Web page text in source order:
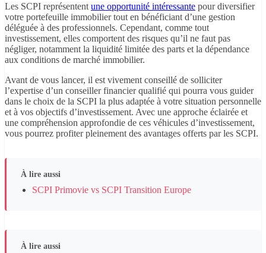
Les SCPI représentent une opportunité intéressante pour diversifier
votre portefeuille immobilier tout en bénéficiant d’une gestion
déléguée à des professionnels. Cependant, comme tout
investissement, elles comportent des risques qu’il ne faut pas
négliger, notamment la liquidité limitée des parts et la dépendance
aux conditions de marché immobilier.
Avant de vous lancer, il est vivement conseillé de solliciter
l’expertise d’un conseiller financier qualifié qui pourra vous guider
dans le choix de la SCPI la plus adaptée à votre situation personnelle
et à vos objectifs d’investissement. Avec une approche éclairée et
une compréhension approfondie de ces véhicules d’investissement,
vous pourrez profiter pleinement des avantages offerts par les SCPI.
À lire aussi
SCPI Primovie vs SCPI Transition Europe
À lire aussi